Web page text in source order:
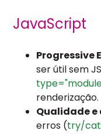
JavaScript
Progressive
ser útil sem
renderização.
Qualidade
erros (try/